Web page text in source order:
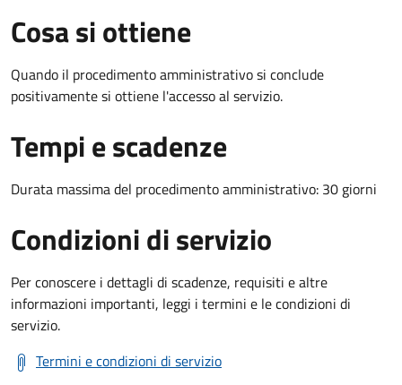
Cosa si ottiene
Quando il procedimento amministrativo si conclude
positivamente si ottiene l'accesso al servizio.
Tempi e scadenze
Durata massima del procedimento amministrativo: 30 giorni
Condizioni di servizio
Per conoscere i dettagli di scadenze, requisiti e altre
informazioni importanti, leggi i termini e le condizioni di
servizio.
Termini e condizioni di servizio